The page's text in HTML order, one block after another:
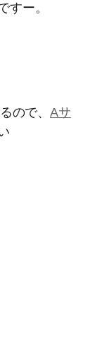
すー。
ので、 Aサ